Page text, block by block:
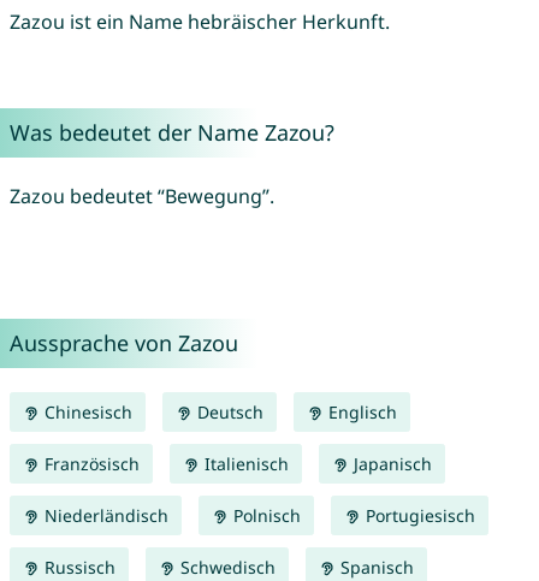
Zazou ist ein Name hebräischer Herkunft.
Was bedeutet der Name Zazou?
Zazou bedeutet “Bewegung”.
Aussprache von Zazou
Chinesisch Deutsch Englisch
Französisch Italienisch Japanisch
Niederländisch Polnisch Portugiesisch
Russisch Schwedisch Spanisch